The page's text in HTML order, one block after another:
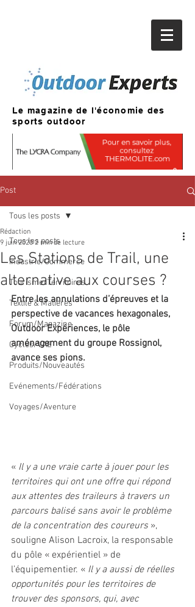
Le magazine de l'économie des
sports outdoor
Post
Tous les posts
Industrie/Commerce
Tourisme/Territoires
Textile & Matières
Forum/Magazine
Cycles/VAE
Produits/Nouveautés
Evénements/Fédérations
Voyages/Aventure
Tous les posts
Les Stations de Trail, une
alternative aux courses ?
Rédaction
9 juin 2020 2 min de lecture
Entre les annulations d’épreuves et la
perspective de vacances hexagonales,
Outdoor Expériences, le pôle
aménagement du groupe Rossignol,
avance ses pions.
« Il y a une vraie carte à jouer pour les
territoires qui ont une offre qui répond
aux attentes des traileurs à travers un
parcours balisé sans avoir le problème
de la concentration des coureurs »,
souligne Alison Lacroix, la responsable
du pôle « expérientiel » de
l’équipementier. « Il y a aussi de réelles
opportunités pour les territoires de
trouver des sponsors, qui, avec